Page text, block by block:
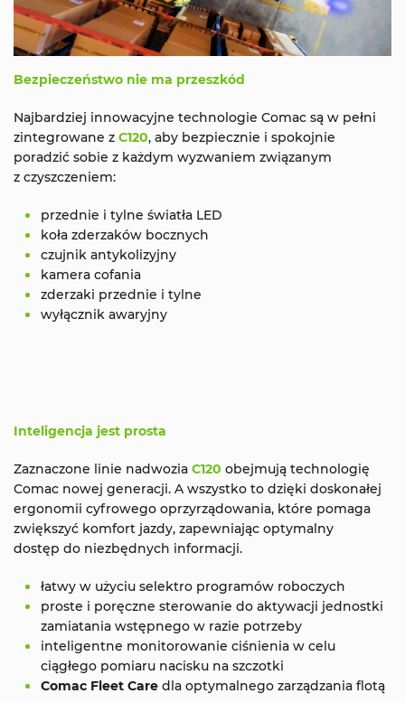
Bezpieczeństwo nie ma przeszkód
Najbardziej innowacyjne technologie Comac są w pełni
zintegrowane z C120, aby bezpiecznie i spokojnie
poradzić sobie z każdym wyzwaniem związanym
z czyszczeniem:
przednie i tylne światła LED
koła zderzaków bocznych
czujnik antykolizyjny
kamera cofania
zderzaki przednie i tylne
wyłącznik awaryjny
Inteligencja jest prosta
Zaznaczone linie nadwozia C120 obejmują technologię
Comac nowej generacji. A wszystko to dzięki doskonałej
ergonomii cyfrowego oprzyrządowania, które pomaga
zwiększyć komfort jazdy, zapewniając optymalny
dostęp do niezbędnych informacji.
łatwy w użyciu selektro programów roboczych
proste i poręczne sterowanie do aktywacji jednostki
zamiatania wstępnego w razie potrzeby
inteligentne monitorowanie ciśnienia w celu
ciągłego pomiaru nacisku na szczotki
Comac Fleet Care dla optymalnego zarządzania flotą